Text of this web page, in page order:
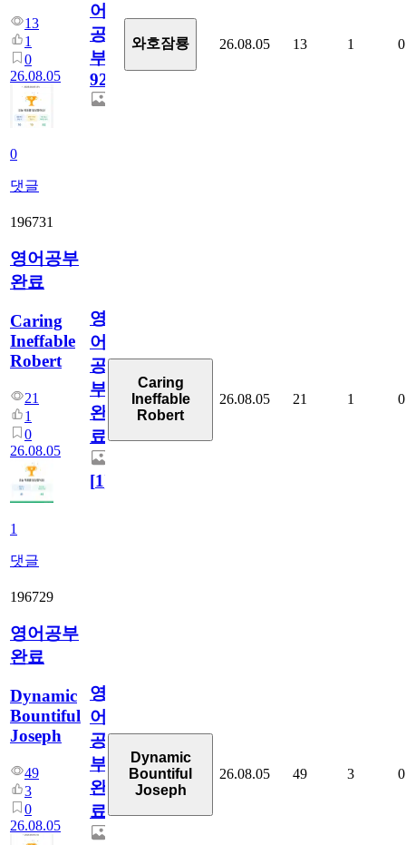
13
1
0
26.08.05
0
댓글
어
공
부
929
와호잠룡 26.08.05 13 1 0
196731
영어공부
완료
Caring
Ineffable
Robert
21
1
0
26.08.05
1
댓글
영
어
공
부
완
료
[1]
Caring
Ineffable
Robert
26.08.05 21 1 0
196729
영어공부
완료
Dynamic
Bountiful
Joseph
49
3
0
26.08.05
영
어
공
부
완
료
Dynamic
Bountiful
Joseph
26.08.05 49 3 0